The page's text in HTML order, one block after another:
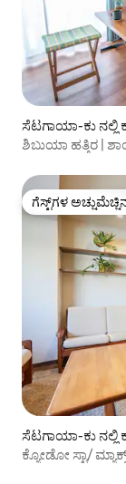
ಸೆಟಗಾಯಾ-ಕು ನಲ್ಲಿ
ಶಿಬುಯಾ ಹತ್ತಿರ |
ಗೆಸ್ಟ್‌ಗಳ
ಗೆಸ್ಟ್‌ಗಳ
ಸೆಟಗಾಯಾ-ಕು ನಲ್ಲಿ
ಕ್ಯೋಡೋ ಸ್ಟಾ/